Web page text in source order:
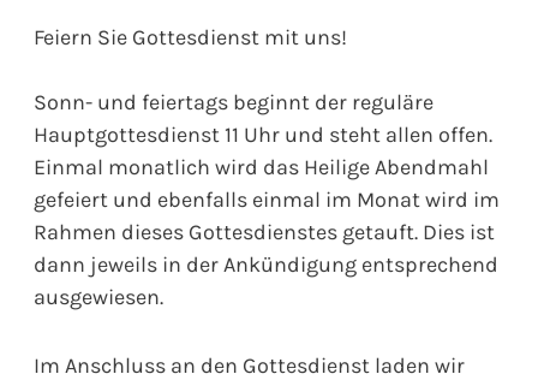
Feiern Sie Gottesdienst mit uns!
Sonn- und feiertags beginnt der reguläre
Hauptgottesdienst 11 Uhr und steht allen offen.
Einmal monatlich wird das Heilige Abendmahl
gefeiert und ebenfalls einmal im Monat wird im
Rahmen dieses Gottesdienstes getauft. Dies ist
dann jeweils in der Ankündigung entsprechend
ausgewiesen.
Im Anschluss an den Gottesdienst laden wir